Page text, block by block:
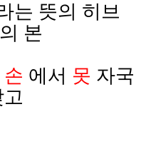
는 뜻의 히브
본
손 에서 못 자국